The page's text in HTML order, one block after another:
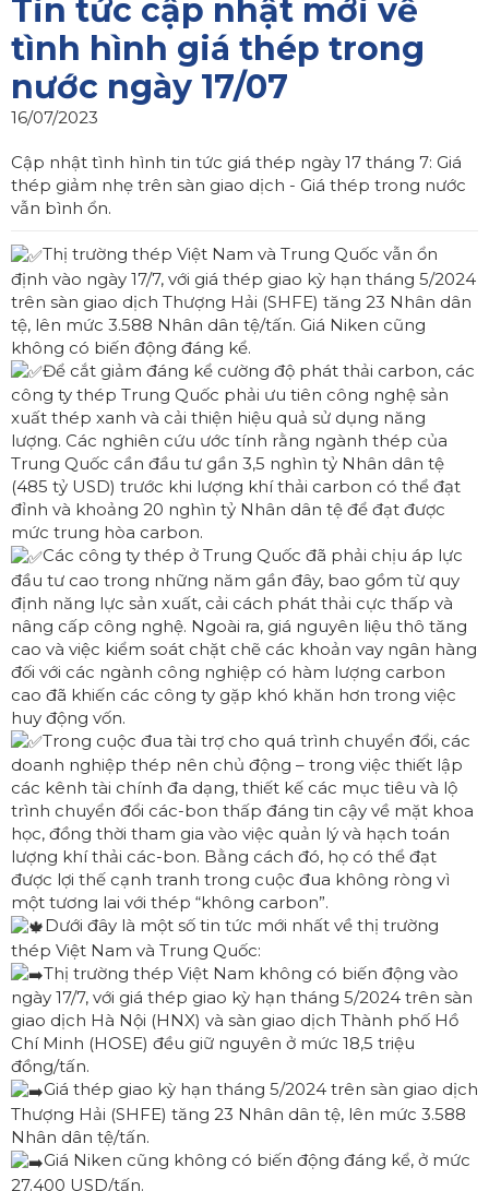
Tin tức cập nhật mới về
tình hình giá thép trong
nước ngày 17/07
16/07/2023
Cập nhật tình hình tin tức giá thép ngày 17 tháng 7: Giá
thép giảm nhẹ trên sàn giao dịch - Giá thép trong nước
vẫn bình ổn.
Thị trường thép Việt Nam và Trung Quốc vẫn ổn
định vào ngày 17/7, với giá thép giao kỳ hạn tháng 5/2024
trên sàn giao dịch Thượng Hải (SHFE) tăng 23 Nhân dân
tệ, lên mức 3.588 Nhân dân tệ/tấn. Giá Niken cũng
không có biến động đáng kể.
Để cắt giảm đáng kể cường độ phát thải carbon, các
công ty thép Trung Quốc phải ưu tiên công nghệ sản
xuất thép xanh và cải thiện hiệu quả sử dụng năng
lượng. Các nghiên cứu ước tính rằng ngành thép của
Trung Quốc cần đầu tư gần 3,5 nghìn tỷ Nhân dân tệ
(485 tỷ USD) trước khi lượng khí thải carbon có thể đạt
đỉnh và khoảng 20 nghìn tỷ Nhân dân tệ để đạt được
mức trung hòa carbon.
Các công ty thép ở Trung Quốc đã phải chịu áp lực
đầu tư cao trong những năm gần đây, bao gồm từ quy
định năng lực sản xuất, cải cách phát thải cực thấp và
nâng cấp công nghệ. Ngoài ra, giá nguyên liệu thô tăng
cao và việc kiểm soát chặt chẽ các khoản vay ngân hàng
đối với các ngành công nghiệp có hàm lượng carbon
cao đã khiến các công ty gặp khó khăn hơn trong việc
huy động vốn.
Trong cuộc đua tài trợ cho quá trình chuyển đổi, các
doanh nghiệp thép nên chủ động – trong việc thiết lập
các kênh tài chính đa dạng, thiết kế các mục tiêu và lộ
trình chuyển đổi các-bon thấp đáng tin cậy về mặt khoa
học, đồng thời tham gia vào việc quản lý và hạch toán
lượng khí thải các-bon. Bằng cách đó, họ có thể đạt
được lợi thế cạnh tranh trong cuộc đua không ròng vì
một tương lai với thép “không carbon”.
Dưới đây là một số tin tức mới nhất về thị trường
thép Việt Nam và Trung Quốc:
Thị trường thép Việt Nam không có biến động vào
ngày 17/7, với giá thép giao kỳ hạn tháng 5/2024 trên sàn
giao dịch Hà Nội (HNX) và sàn giao dịch Thành phố Hồ
Chí Minh (HOSE) đều giữ nguyên ở mức 18,5 triệu
đồng/tấn.
Giá thép giao kỳ hạn tháng 5/2024 trên sàn giao dịch
Thượng Hải (SHFE) tăng 23 Nhân dân tệ, lên mức 3.588
Nhân dân tệ/tấn.
Giá Niken cũng không có biến động đáng kể, ở mức
27.400 USD/tấn.